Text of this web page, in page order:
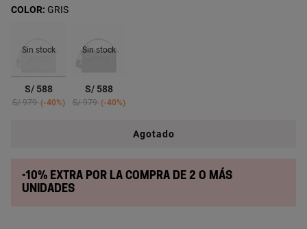
Sin stock
seleccionado
S/ 588
Price reduced from
S/ 979to-40%
Sin stock
S/ 588
Price reduced from
S/ 979to-40%
COLOR: GRIS
Agotado
-10% extra por la compra de 2 o más
unidades